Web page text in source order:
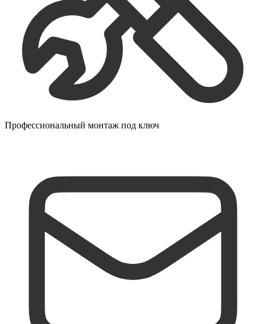
Профессиональный монтаж под ключ